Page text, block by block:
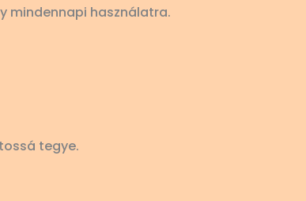
mindennapi használatra.
tegye.